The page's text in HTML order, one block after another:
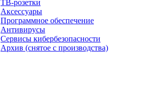
ТВ-розетки
Аксессуары
Программное обеспечение
Антивирусы
Сервисы кибербезопасности
Архив (снятое с производства)